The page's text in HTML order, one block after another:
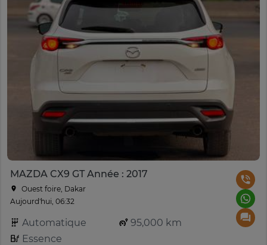
MAZDA CX9 GT Année : 2017
Ouest foire, Dakar
Aujourd'hui, 06:32
Automatique
95,000 km
Essence